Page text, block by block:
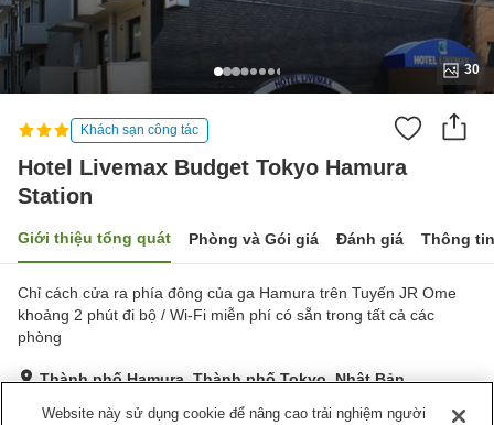
30
Khách sạn công tác
Hotel Livemax Budget Tokyo Hamura
Station
Giới thiệu tổng quát Phòng và Gói giá Đánh giá Thông
Chỉ cách cửa ra phía đông của ga Hamura trên Tuyến JR Ome
khoảng 2 phút đi bộ / Wi-Fi miễn phí có sẵn trong tất cả các
phòng
Thành phố Hamura, Thành phố Tokyo, Nhật Bản
Website này sử dụng cookie để nâng cao trải nghiệm người